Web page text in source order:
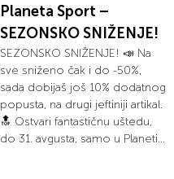
Planeta Sport –
SEZONSKO SNIŽENJE!
SEZONSKO SNIŽENJE! 📣 Na
sve sniženo čak i do -50%,
sada dobijaš još 10% dodatnog
popusta, na drugi jeftiniji artikal.
🔝 Ostvari fantastičnu uštedu,
do 31. avgusta, samo u Planeti...